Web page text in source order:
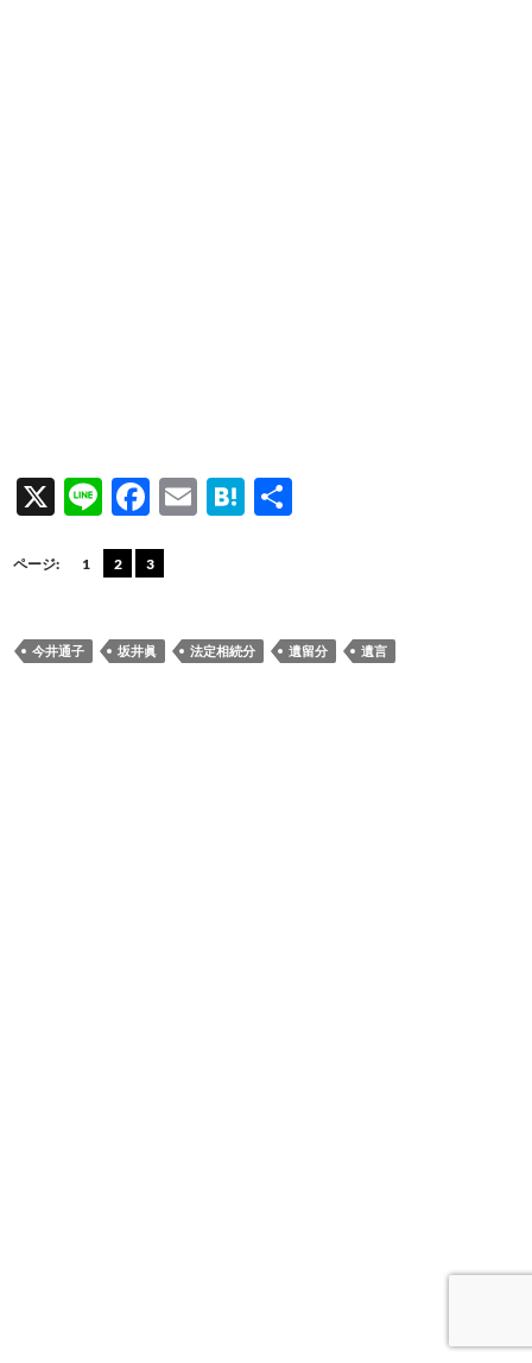
X
Li
e
F
e
o
E
H
a
ページ: 1 2 3
今井通子 坂井眞 法定相続分 遺留分 遺言